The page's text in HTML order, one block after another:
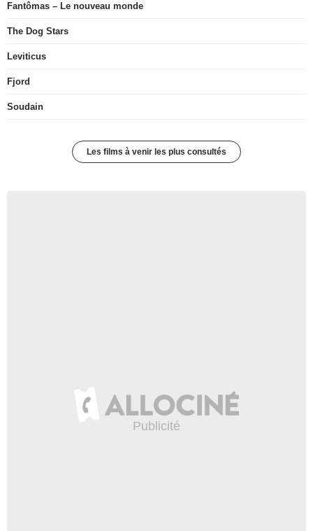
Fantômas – Le nouveau monde
The Dog Stars
Leviticus
Fjord
Soudain
Les films à venir les plus consultés